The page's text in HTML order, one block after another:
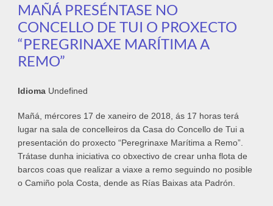
MAÑÁ PRESÉNTASE NO
CONCELLO DE TUI O PROXECTO
“PEREGRINAXE MARÍTIMA A
REMO”
Idioma Undefined
Mañá, mércores 17 de xaneiro de 2018, ás 17 horas terá
lugar na sala de concelleiros da Casa do Concello de Tui a
presentación do proxecto “Peregrinaxe Marítima a Remo”.
Trátase dunha iniciativa co obxectivo de crear unha flota de
barcos coas que realizar a viaxe a remo seguindo no posible
o Camiño pola Costa, dende as Rías Baixas ata Padrón.